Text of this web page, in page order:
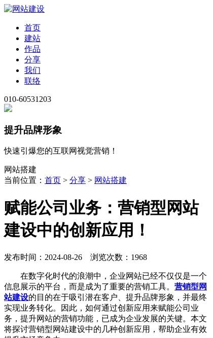
首页
建站
作品
分享
我们
联络
010-60531203
提升品牌形象
快速引爆您的互联网视觉营销！
网站搭建
当前位置： 首页 > 分享 > 网站搭建
赋能公司业务：营销型网站
建设中的创新应用！
发布时间：2024-08-26 浏览次数：1968
在数字化时代的浪潮中，企业网站已经不仅仅是一个
信息展示的平台，而是成为了重要的营销工具。 营销型网
站建设的目的在于吸引潜在客户、提升品牌形象，并最终
实现业务转化。因此，如何通过创新应用来赋能公司业
务，提升网站的营销功能，已成为企业发展的关键。本文
将探讨营销型网站建设中的几种创新应用，帮助企业有效